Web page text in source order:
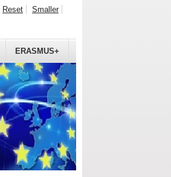
ERASMUS+
Reset Smaller